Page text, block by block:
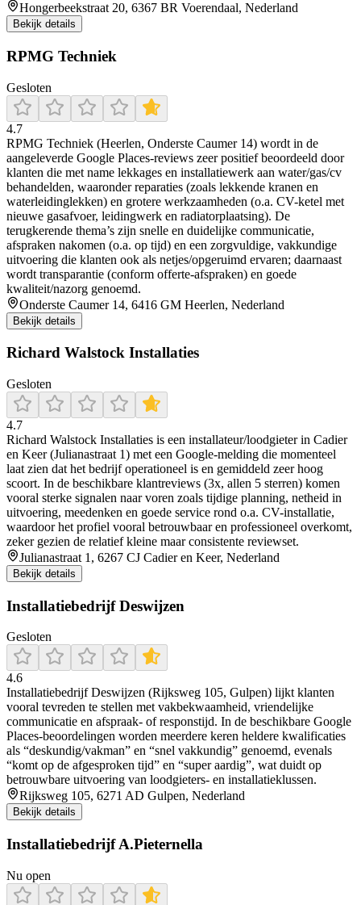
Hongerbeekstraat 20, 6367 BR Voerendaal, Nederland
Bekijk details
RPMG Techniek
Gesloten
4.7
RPMG Techniek (Heerlen, Onderste Caumer 14) wordt in de
aangeleverde Google Places-reviews zeer positief beoordeeld door
klanten die met name lekkages en installatiewerk aan water/gas/cv
behandelden, waaronder reparaties (zoals lekkende kranen en
waterleidinglekken) en grotere werkzaamheden (o.a. CV-ketel met
nieuwe gasafvoer, leidingwerk en radiatorplaatsing). De
terugkerende thema’s zijn snelle en duidelijke communicatie,
afspraken nakomen (o.a. op tijd) en een zorgvuldige, vakkundige
uitvoering die klanten ook als netjes/opgeruimd ervaren; daarnaast
wordt transparantie (conform offerte-afspraken) en goede
kwaliteit/nazorg genoemd.
Onderste Caumer 14, 6416 GM Heerlen, Nederland
Bekijk details
Richard Walstock Installaties
Gesloten
4.7
Richard Walstock Installaties is een installateur/loodgieter in Cadier
en Keer (Julianastraat 1) met een Google-melding die momenteel
laat zien dat het bedrijf operationeel is en gemiddeld zeer hoog
scoort. In de beschikbare klantreviews (3x, allen 5 sterren) komen
vooral sterke signalen naar voren zoals tijdige planning, netheid in
uitvoering, meedenken en goede service rond o.a. CV-installatie,
waardoor het profiel vooral betrouwbaar en professioneel overkomt,
zeker gezien de relatief kleine maar consistente reviewset.
Julianastraat 1, 6267 CJ Cadier en Keer, Nederland
Bekijk details
Installatiebedrijf Deswijzen
Gesloten
4.6
Installatiebedrijf Deswijzen (Rijksweg 105, Gulpen) lijkt klanten
vooral tevreden te stellen met vakbekwaamheid, vriendelijke
communicatie en afspraak- of responstijd. In de beschikbare Google
Places-beoordelingen worden meerdere keren heldere kwalificaties
als “deskundig/vakman” en “snel vakkundig” genoemd, evenals
“komt op de afgesproken tijd” en “super aardig”, wat duidt op
betrouwbare uitvoering van loodgieters- en installatieklussen.
Rijksweg 105, 6271 AD Gulpen, Nederland
Bekijk details
Installatiebedrijf A.Pieternella
Nu open